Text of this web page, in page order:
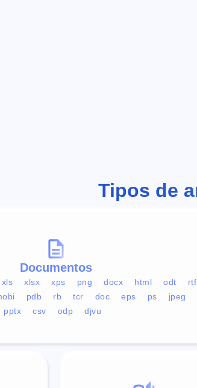
Tipos de
Documentos
xls xlsx xps png docx html odt
rtf
pdb rb tcr doc eps ps
jpeg
pptx csv odp djvu